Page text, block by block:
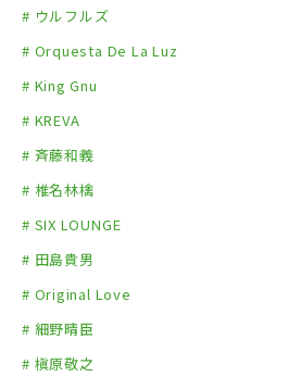
・槇原敬之
・ヨルシカ
# ウルフルズ
# Orquesta De La Luz
# King Gnu
# KREVA
# 斉藤和義
# 椎名林檎
# SIX LOUNGE
# 田島貴男
# Original Love
# 細野晴臣
# 槇原敬之